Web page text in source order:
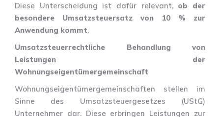
Diese Unterscheidung ist dafür relevant, ob der
besondere Umsatzsteuersatz von 10 % zur
Anwendung kommt.
Umsatzsteuerrechtliche Behandlung von
Leistungen der
Wohnungseigentümergemeinschaft
Wohnungseigentümergemeinschaften stellen im
Sinne des Umsatzsteuergesetzes (UStG)
Unternehmer dar. Diese erbringen Leistungen zur